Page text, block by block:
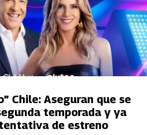
Chile: Aseguran que se
temporada y ya
de estreno